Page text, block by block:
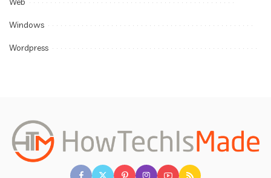
Windows
Wordpress